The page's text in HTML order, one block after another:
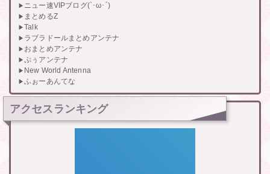
ニュー速VIPブログ(`･ω･´)
まとめるZ
Talk
ラブラドールまとめアンテナ
おまとめアンテナ
ぷぅアンテナ
New World Antenna
ふぉーあんてな
アクセスランキング